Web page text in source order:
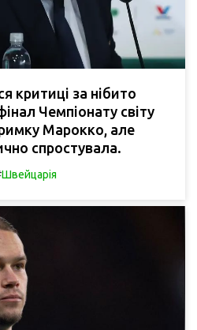
критиці за нібито
Чемпіонату світу
Марокко, але
спростувала.
Швейцарія